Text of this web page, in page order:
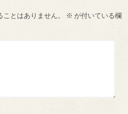
とはありません。 ※ が付いている欄